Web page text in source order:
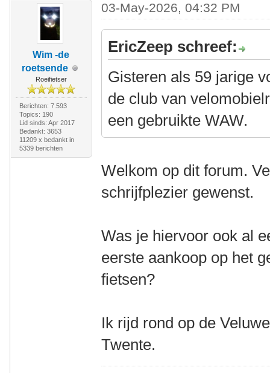
Wim -de
roetsende
Roeifietser
Berichten: 7.593
Topics: 190
Lid sinds: Apr 2017
Bedankt: 3653
11209 x bedankt in
5339 berichten
03-May-2026, 04:32 PM
EricZeep schreef:
Gisteren als 59 jarige
de club van
een gebruikte WAW.
Welkom op dit forum.
schrijfplezier gewenst.
Was je hiervoor ook al
eerste aankoop op het
fietsen?
Ik rijd rond op de
Twente.